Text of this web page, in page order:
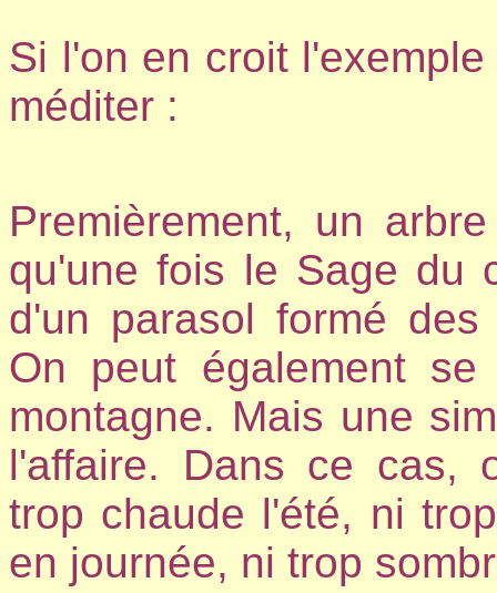
Si l'on en croit
méditer :
Premièrement, un
qu'une fois le Sage du
d'un parasol formé
On peut également
montagne. Mais une
l'affaire. Dans ce cas,
trop chaude l'été, ni
en journée, ni trop